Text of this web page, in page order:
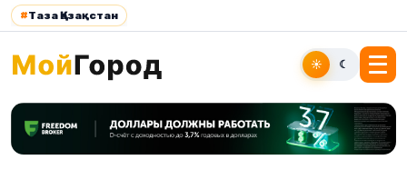
#Таза Қазақстан
☀ ☾